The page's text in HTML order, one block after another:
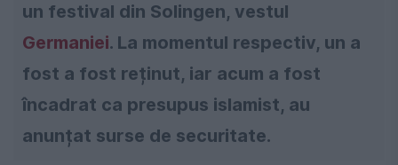
un festival din Solingen, vestul
Germaniei. La momentul respectiv, un a
fost a fost reținut, iar acum a fost
încadrat ca presupus islamist, au
anunțat surse de securitate.